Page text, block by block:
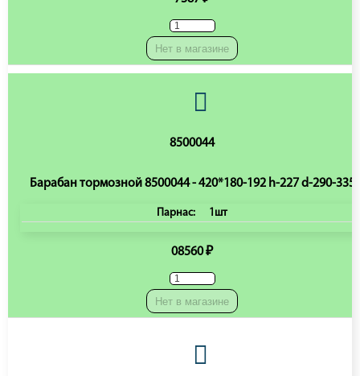
Нет в магазине
8500044
Барабан тормозной 8500044 - 420*180-192 h-227 d-290-335
Парнас: 1шт
08560 ₽
Нет в магазине